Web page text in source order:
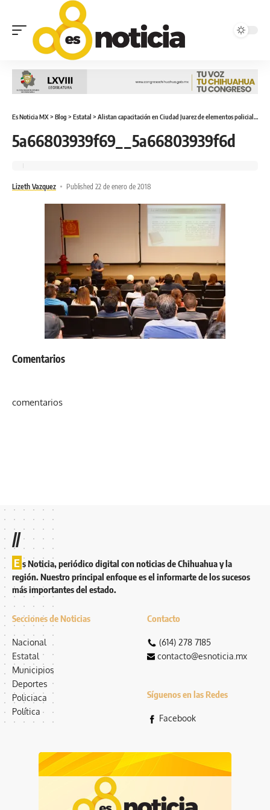
Es Noticia MX> Blog > Estatal > Alistan capacitación en Ciudad Juarez de elementos policiales en Derechos Humanos
5a66803939f69__5a66803939f6d
Lizeth Vazquez Published 22 de enero de 2018
Comentarios
comentarios
//
E s Noticia, periódico digital con noticias de Chihuahua y la
región. Nuestro principal enfoque es el informarte de los sucesos
más importantes del estado.
Secciones de Noticias
Nacional
Estatal
Municipios
Deportes
Policiaca
Política
Contacto
(614) 278 7185
contacto@esnoticia.mx
Síguenos en las Redes
Facebook